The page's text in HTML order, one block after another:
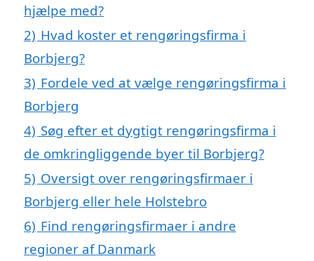
hjælpe med?
2) Hvad koster et rengøringsfirma i
Borbjerg?
3) Fordele ved at vælge rengøringsfirma i
Borbjerg
4) Søg efter et dygtigt rengøringsfirma i
de omkringliggende byer til Borbjerg?
5) Oversigt over rengøringsfirmaer i
Borbjerg eller hele Holstebro
6) Find rengøringsfirmaer i andre
regioner af Danmark